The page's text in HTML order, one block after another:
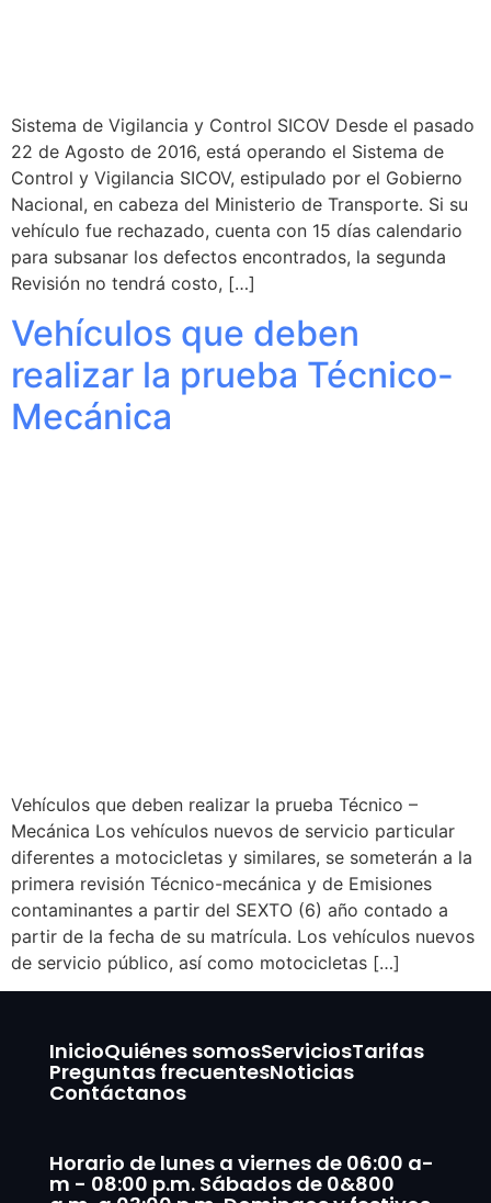
Sistema de Vigilancia y Control SICOV Desde el pasado
22 de Agosto de 2016, está operando el Sistema de
Control y Vigilancia SICOV, estipulado por el Gobierno
Nacional, en cabeza del Ministerio de Transporte. Si su
vehículo fue rechazado, cuenta con 15 días calendario
para subsanar los defectos encontrados, la segunda
Revisión no tendrá costo, […]
Vehículos que deben
realizar la prueba Técnico-
Mecánica
Vehículos que deben realizar la prueba Técnico –
Mecánica Los vehículos nuevos de servicio particular
diferentes a motocicletas y similares, se someterán a la
primera revisión Técnico-mecánica y de Emisiones
contaminantes a partir del SEXTO (6) año contado a
partir de la fecha de su matrícula. Los vehículos nuevos
de servicio público, así como motocicletas […]
InicioQuiénes somosServiciosTarifas
Preguntas frecuentesNoticias
Contáctanos
Horario de lunes a viernes de 06:00 a-
m - 08:00 p.m. Sábados de 0&800